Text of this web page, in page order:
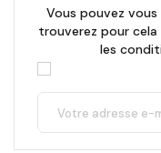
Vous pouvez
trouverez pour
les